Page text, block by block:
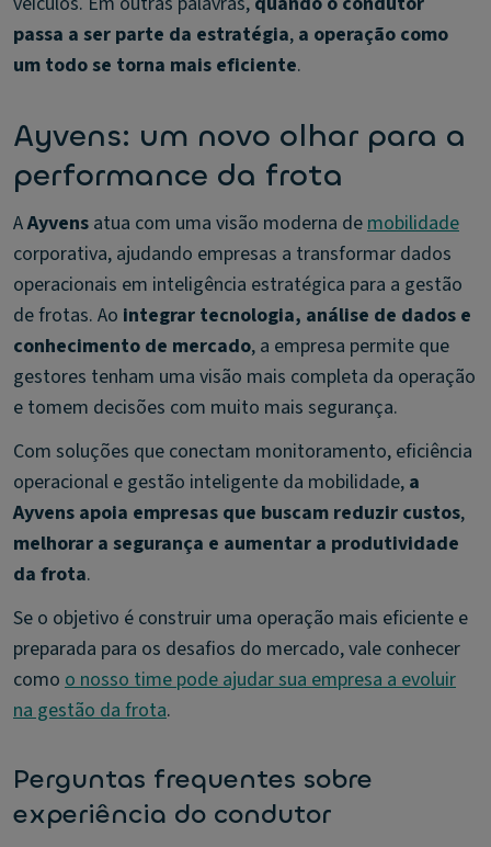
passa a ser parte da estratégia, a operação como
um todo se torna mais eficiente.
Ayvens: um novo olhar para a
performance da frota
AAyvens atua com uma visão moderna demobilidade
corporativa, ajudando empresas a transformar dados
operacionais em inteligência estratégica para a gestão
de frotas. Ao integrar tecnologia, análise de dados e
conhecimento de mercado, a empresa permite que
gestores tenham uma visão mais completa da operação
e tomem decisões com muito mais segurança.
Com soluções que conectam monitoramento, eficiência
operacional e gestão inteligente da mobilidade, a
Ayvens apoia empresas que buscam reduzir custos,
melhorar a segurança e aumentar a produtividade
da frota.
Se o objetivo é construir uma operação mais eficiente e
preparada para os desafios do mercado, vale conhecer
como o nosso time pode ajudar sua empresa a evoluir
na gestão da frota.
Perguntas frequentes sobre
experiência do condutor